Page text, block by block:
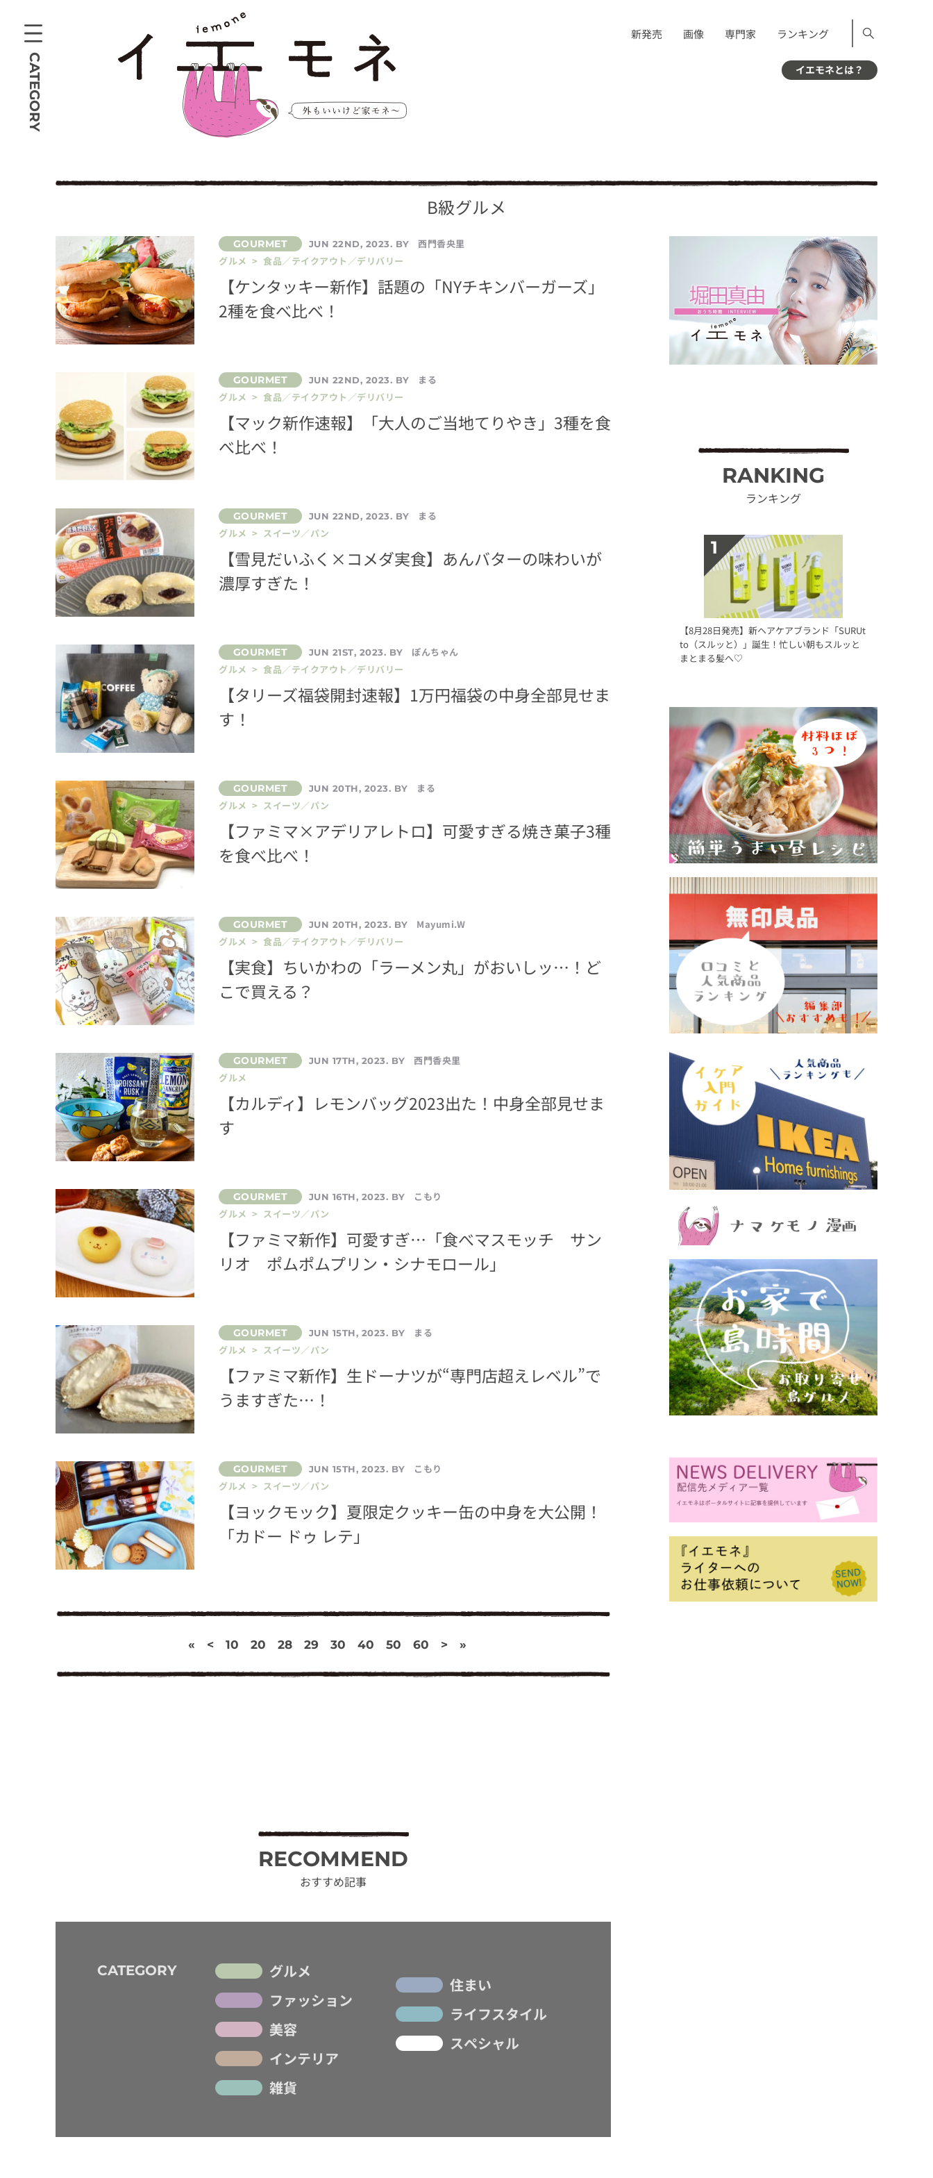
CATEGORY
新発売 画像 専門家 ランキング
イエモネとは？
B級グルメ
JUN 22ND, 2023. BY
西門香央里
グルメ > 食品／テイクアウト／デリバリー
【ケンタッキー新作】話題の「NYチキンバーガーズ」
2種を食べ比べ！
JUN 22ND, 2023. BY
まる
グルメ > 食品／テイクアウト／デリバリー
【マック新作速報】「大人のご当地てりやき」3種を食
べ比べ！
JUN 22ND, 2023. BY
まる
グルメ > スイーツ／パン
【雪見だいふく×コメダ実食】あんバターの味わいが
濃厚すぎた！
JUN 21ST, 2023. BY
ぽんちゃん
グルメ > 食品／テイクアウト／デリバリー
【タリーズ福袋開封速報】1万円福袋の中身全部見せま
す！
JUN 20TH, 2023. BY
まる
グルメ > スイーツ／パン
【ファミマ×アデリアレトロ】可愛すぎる焼き菓子3種
を食べ比べ！
JUN 20TH, 2023. BY
Mayumi.W
グルメ > 食品／テイクアウト／デリバリー
【実食】ちいかわの「ラーメン丸」がおいしッ…！ど
こで買える？
JUN 17TH, 2023. BY
西門香央里
グルメ
【カルディ】レモンバッグ2023出た！中身全部見せま
す
JUN 16TH, 2023. BY
こもり
グルメ > スイーツ／パン
【ファミマ新作】可愛すぎ…「食べマスモッチ サン
リオ ポムポムプリン・シナモロール」
JUN 15TH, 2023. BY
まる
グルメ > スイーツ／パン
【ファミマ新作】生ドーナツが“専門店超えレベル”で
うますぎた…！
JUN 15TH, 2023. BY
こもり
グルメ > スイーツ／パン
【ヨックモック】夏限定クッキー缶の中身を大公開！
「カドー ドゥ レテ」
« < 10 20 28 29 30 40 50 60 > »
RECOMMEND
おすすめ記事
CATEGORY
グルメ
ファッション
美容
インテリア
雑貨
住まい
ライフスタイル
スペシャル
RANKING
ランキング
【8月28日発売】新ヘアケアブランド「SURUt
to（スルッと）」誕生！忙しい朝もスルッと
まとまる髪へ♡